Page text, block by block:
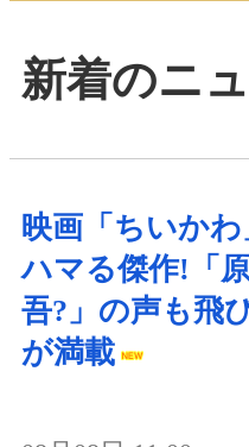
新着のニ
映画「ちいかわ
ハマる傑作!「
吾?」の声も飛
が満載